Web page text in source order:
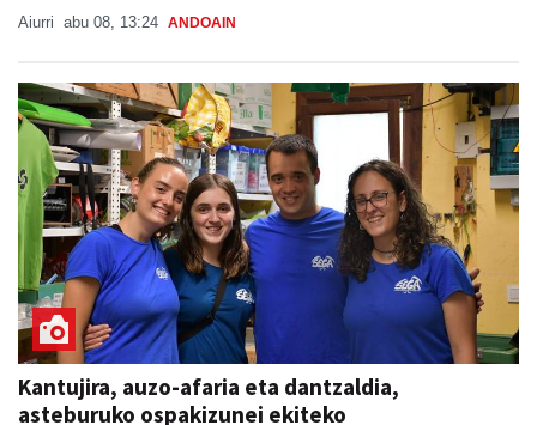
Aiurri abu 08, 13:24 ANDOAIN
Kantujira, auzo-afaria eta dantzaldia,
asteburuko ospakizunei ekiteko